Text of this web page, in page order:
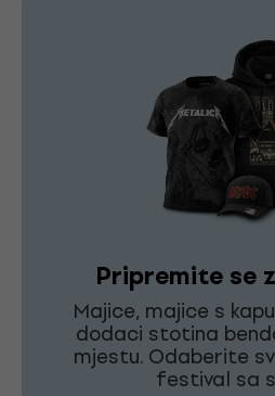
Pripremite se
Majice, majice s
dodaci stotina
mjestu. Odaberite
festival sa